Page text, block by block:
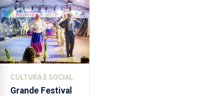
música”
CULTURA E SOCIAL
Grande Festival